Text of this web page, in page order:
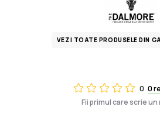
0 0
Fii primul care scrie un
VEZI TOATE PRODUSELE DIN